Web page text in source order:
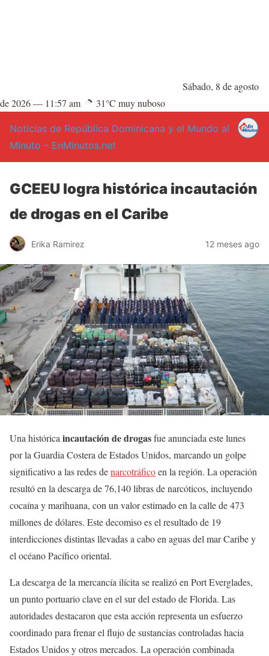
Sábado, 8 de agosto
de 2026 — 11:57 am 31°C muy nuboso
Noticias de República Dominicana y el Mundo al
Minuto – EnMinutos.net
GCEEU logra histórica incautación
de drogas en el Caribe
Erika Ramirez 12 meses ago
Una histórica incautación de drogasfue anunciada este lunes
por la Guardia Costera de Estados Unidos, marcando un golpe
significativo a las redes denarcotráficoen la región. La operación
resultó en la descarga de 76,140 libras de narcóticos, incluyendo
cocaína y marihuana, con un valor estimado en la calle de 473
millones de dólares. Este decomiso es el resultado de 19
interdicciones distintas llevadas a cabo en aguas del mar Caribe y
el océano Pacífico oriental.
La descarga de la mercancía ilícita se realizó en Port Everglades,
un punto portuario clave en el sur del estado de Florida. Las
autoridades destacaron que esta acción representa un esfuerzo
coordinado para frenar el flujo de sustancias controladas hacia
Estados Unidos y otros mercados. La operación combinada